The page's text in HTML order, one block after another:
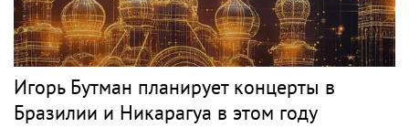
Игорь Бутман планирует концерты в
Бразилии и Никарагуа в этом году